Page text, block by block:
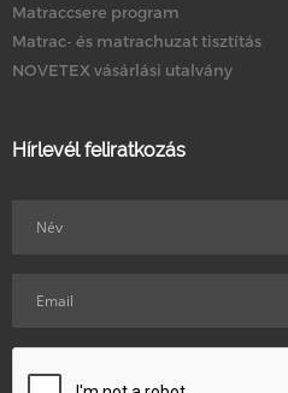
Matraccsere program
Matrac- és matrachuzat tisztítás
NOVETEX vásárlási utalvány
Hírlevél feliratkozás